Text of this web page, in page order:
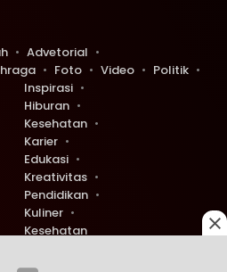
Advetorial
Foto Video
Politik
Inspirasi
Hiburan
Kesehatan
Karier
Edukasi
Kreativitas
Pendidikan
Kuliner
Kesehatan